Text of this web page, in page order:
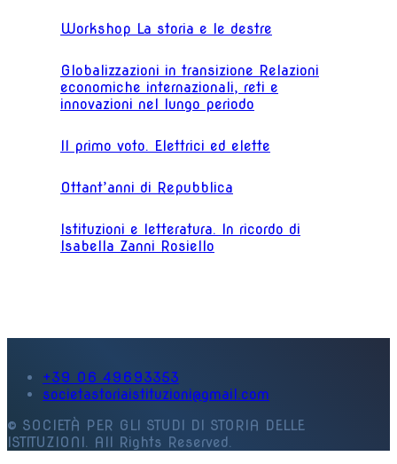
Workshop La storia e le destre
Globalizzazioni in transizione Relazioni
economiche internazionali, reti e
innovazioni nel lungo periodo
Il primo voto. Elettrici ed elette
Ottant’anni di Repubblica
Istituzioni e letteratura. In ricordo di
Isabella Zanni Rosiello
+39 06 49693353
societastoriaistituzioni@gmail.com
© SOCIETÀ PER GLI STUDI DI STORIA DELLE
ISTITUZIONI. All Rights Reserved.